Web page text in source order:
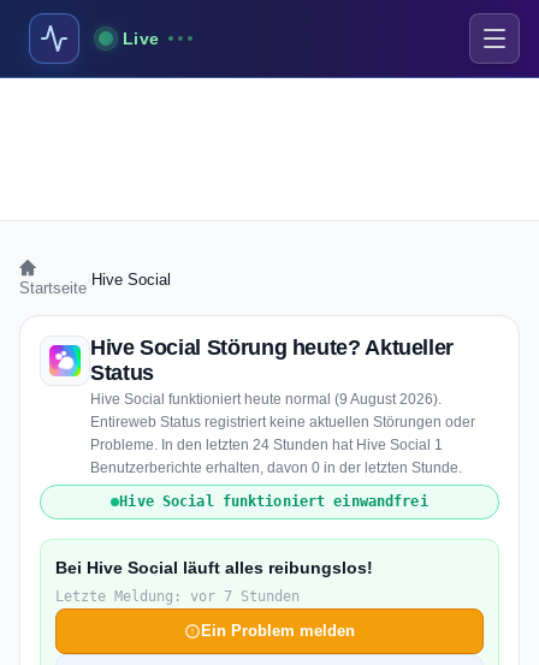
Live
Startseite Hive Social
Hive Social Störung heute? Aktueller
Status
Hive Social funktioniert heute normal (9 August 2026).
Entireweb Status registriert keine aktuellen Störungen oder
Probleme. In den letzten 24 Stunden hat Hive Social 1
Benutzerberichte erhalten, davon 0 in der letzten Stunde.
Hive Social funktioniert einwandfrei
Bei Hive Social läuft alles reibungslos!
Letzte Meldung: vor 7 Stunden
Ein Problem melden